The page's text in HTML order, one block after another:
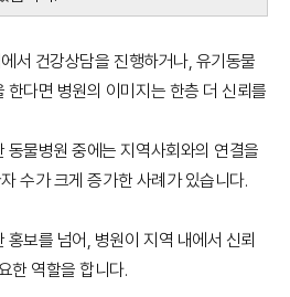
서 건강상담을 진행하거나, 유기동물
한다면 병원의 이미지는 한층 더 신뢰를
동물병원 중에는 지역사회와의 연결을
수가 크게 증가한 사례가 있습니다.
보를 넘어, 병원이 지역 내에서 신뢰
한 역할을 합니다.